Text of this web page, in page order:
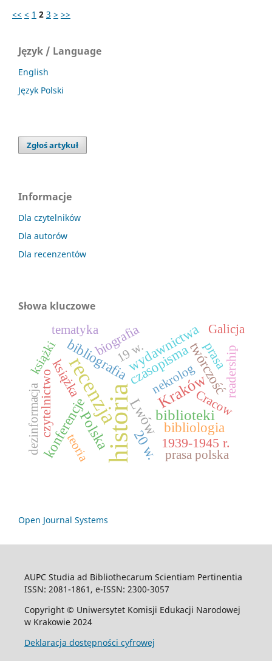
<< < 1 2 3 > >>
Język / Language
English
Język Polski
Zgłoś artykuł
Informacje
Dla czytelników
Dla autorów
Dla recenzentów
Słowa kluczowe
historia
recenzja Kraków
Polska biblioteki
Lwów
twórczość
konferencje
czasopisma
bibliografia
bibliologia
20 w.
wydawnictwa
biografia
książka
czytelnictwo
prasa
1939-1945 r.
książki
nekrolog
teoria
tematyka
dezinformacja prasa polska
readership
19 w.
Cracow
Galicja
Open Journal Systems
AUPC Studia ad Bibliothecarum Scientiam Pertinentia
ISSN: 2081-1861, e-ISSN: 2300-3057
Copyright © Uniwersytet Komisji Edukacji Narodowej
w Krakowie 2024
Deklaracja dostępności cyfrowej